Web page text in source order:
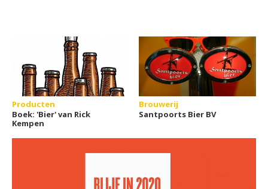
Producten
Boek: 'Bier' van Rick
Kempen
Brouwerij
Santpoorts Bier BV